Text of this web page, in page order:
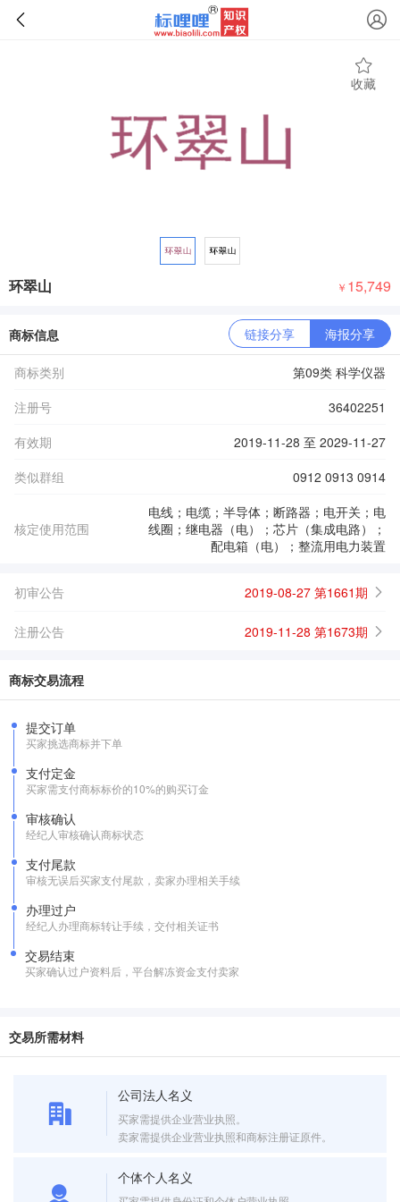
收藏
环翠山 ￥ 15,749
商标信息 链接分享 海报分享
商标类别
第09类 科学仪器
注册号
36402251
有效期
2019-11-28 至 2029-11-27
类似群组
0912 0913 0914
核定使用范围
电线；电缆；半导体；断路器；电开关；电
线圈；继电器（电）；芯片（集成电路）；
配电箱（电）；整流用电力装置
初审公告 2019-08-27 第1661期
注册公告 2019-11-28 第1673期
商标交易流程
提交订单
买家挑选商标并下单
支付定金
买家需支付商标标价的10%的购买订金
审核确认
经纪人审核确认商标状态
支付尾款
审核无误后买家支付尾款，卖家办理相关手续
办理过户
经纪人办理商标转让手续，交付相关证书
交易结束
买家确认过户资料后，平台解冻资金支付卖家
交易所需材料
公司法人名义
买家需提供企业营业执照。
卖家需提供企业营业执照和商标注册证原件。
个体个人名义